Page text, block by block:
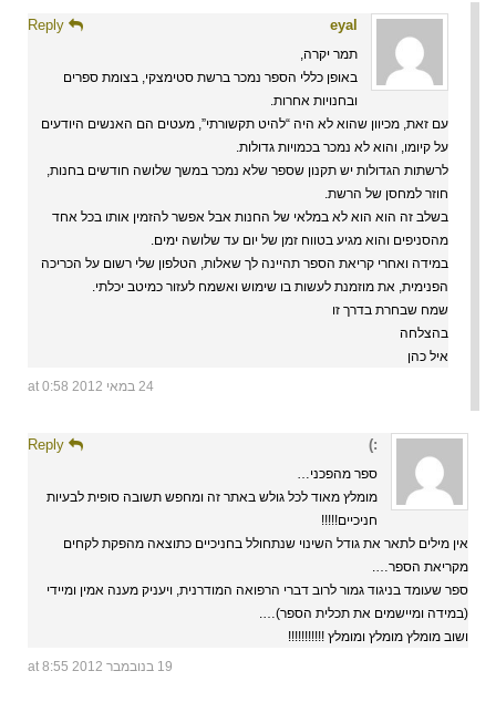
eyal
תמר יקרה,
באופן כללי הספר נמכר ברשת סטימצקי, בצומת ספרים
ובחנויות אחרות.
עם זאת, מכיוון שהוא לא היה “להיט תקשורתי”, מעטים הם האנשים היודעים
על קיומו, והוא לא נמכר בכמויות גדולות.
לרשתות הגדולות יש תקנון שספר שלא נמכר במשך שלושה חודשים בחנות,
חוזר למחסן של הרשת.
בשלב זה הוא הוא לא במלאי של החנות אבל אפשר להזמין אותו בכל אחד
מהסניפים והוא מגיע בטווח זמן של יום עד שלושה ימים.
במידה ואחרי קריאת הספר תהיינה לך שאלות, הטלפון שלי רשום על הכריכה
הפנימית, את מוזמנת לעשות בו שימוש ואשמח לעזור כמיטב יכלתי.
שמח שבחרת בדרך זו
בהצלחה
איל כהן
24 במאי 2012 at 0:58
:)
ספר מהפכני…
מומלץ מאוד לכל גולש באתר זה ומחפש תשובה סופית לבעיות
חניכיים!!!!!
אין מילים לתאר את גודל השינוי שנתחולל בחניכיים כתוצאה מהפקת לקחים
מקריאת הספר….
ספר שעומד בניגוד גמור לרוב דברי הרפואה המודרנית, ויעניק מענה אמין ומיידי
(במידה ומיישמים את תכלית הספר)….
ושוב מומלץ מומלץ ומומלץ !!!!!!!!!!!
19 בנובמבר 2012 at 8:55